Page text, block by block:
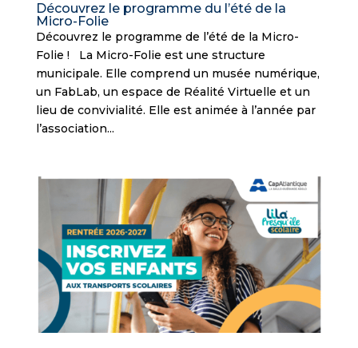
Découvrez le programme du l’été de la
Micro-Folie
Découvrez le programme de l’été de la Micro-
Folie ! La Micro-Folie est une structure
municipale. Elle comprend un musée numérique,
un FabLab, un espace de Réalité Virtuelle et un
lieu de convivialité. Elle est animée à l’année par
l’association...